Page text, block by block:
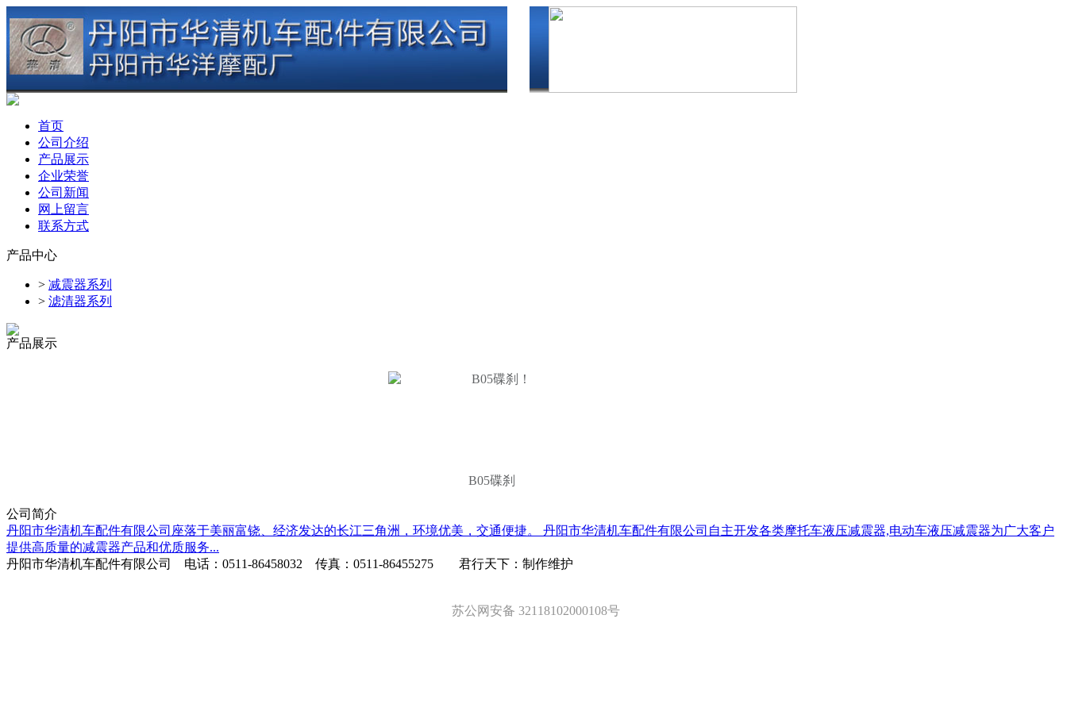
首页
公司介绍
产品展示
企业荣誉
公司新闻
网上留言
联系方式
产品中心
> 减震器系列
> 滤清器系列
产品展示
B05碟刹
公司简介
丹阳市华清机车配件有限公司座落于美丽富铙、经济发达的长江三角洲，环境优美，交通便捷。 丹阳市华清机车配件有限公司自主开发各类摩托车液压减震器,电动车液压减震器为广大客户
提供高质量的减震器产品和优质服务...
丹阳市华清机车配件有限公司 电话：0511-86458032 传真：0511-86455275 君行天下：制作维护
苏公网安备 32118102000108号